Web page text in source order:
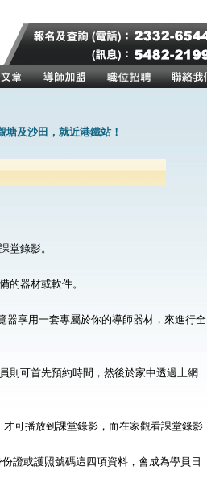
塘及沙田，就近港鐵站！
堂錄影。
的器材或軟件。
器享用一套專屬於你的導師器材，來進行全
則可首先預約時間，然後於家中透過上網
可播放到課堂錄影，而在家觀看課堂錄影
證或護照號碼這四項資料，會成為學員日